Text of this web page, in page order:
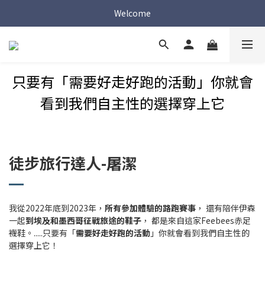
Welcome
Welcome
只要有「需要好走好跑的活動」你就會
看到我們自主性的選擇穿上它
徒步旅行達人-屠潔
我從2022年底到2023年， 所有參加體驗的路跑賽事 ， 還有陪伴伊森
一起到埃及和墨西哥征戰旅途的鞋子 ， 都是來自這家Feebees赤足
襪鞋。.....只要有「需要好走好跑的活動 」你就會看到我們自主性的
選擇穿上它！